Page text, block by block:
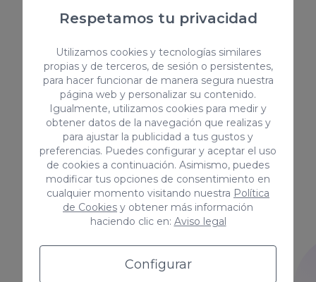
Respetamos tu privacidad
Utilizamos cookies y tecnologías similares
propias y de terceros, de sesión o persistentes,
para hacer funcionar de manera segura nuestra
página web y personalizar su contenido.
Igualmente, utilizamos cookies para medir y
obtener datos de la navegación que realizas y
para ajustar la publicidad a tus gustos y
preferencias. Puedes configurar y aceptar el uso
de cookies a continuación. Asimismo, puedes
modificar tus opciones de consentimiento en
cualquier momento visitando nuestra Política
de Cookies y obtener más información
haciendo clic en: Aviso legal
Configurar
tipo de contenido a nuestro
equipo es garantía de éxito. Son
tipo de contenido coorporativo
y de actualidad.
Copywriting técnico
Nuestros copywriters cuentan
con un expertise amplio y
saben manejarse en cualquier
sector. Son capaces de
desarrollar contenido de valor,